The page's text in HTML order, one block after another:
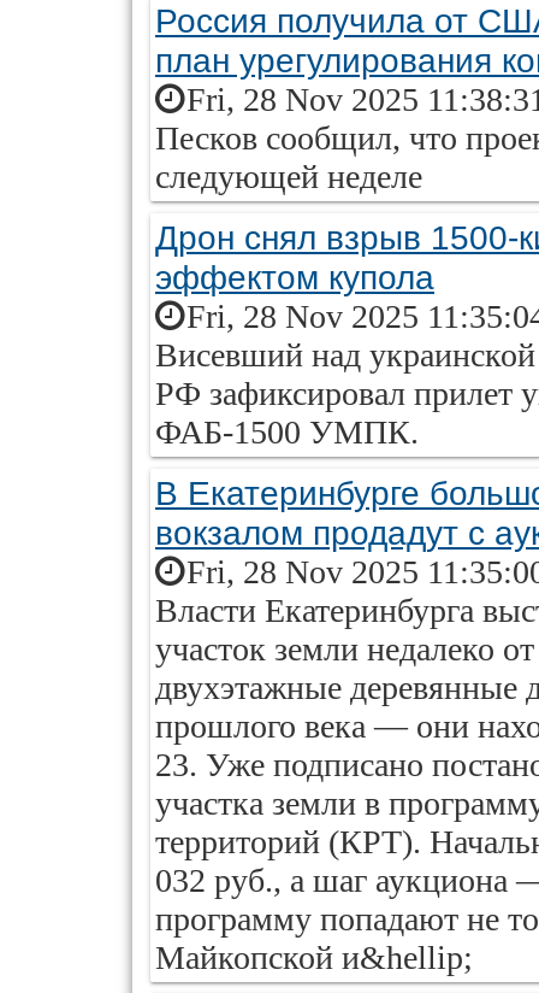
Россия получила от
план урегулирования
Fri, 28 Nov 2025
Песков сообщил, что
следующей неделе
Дрон снял взрыв 1500-
эффектом купола
Fri, 28 Nov 2025
Висевший над
РФ зафиксировал прилет
ФАБ-1500 УМПК.
В Екатеринбурге
вокзалом продадут с
Fri, 28 Nov 2025
Власти Екатеринбурга
участок земли недалеко
двухэтажные деревянные
прошлого века — они
23. Уже подписано
участка земли в
территорий (КРТ).
032 руб., а шаг аукциона
программу попадают не
Майкопской и&hellip;